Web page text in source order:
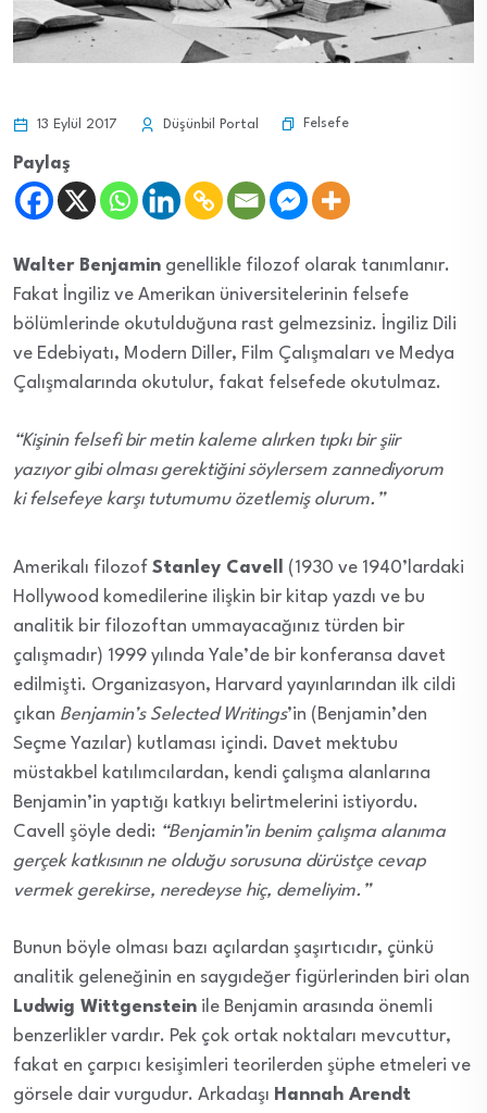
13 Eylül 2017 Düşünbil Portal Felsefe
Paylaş
Walter Benjamin genellikle filozof olarak tanımlanır.
Fakat İngiliz ve Amerikan üniversitelerinin felsefe
bölümlerinde okutulduğuna rast gelmezsiniz. İngiliz Dili
ve Edebiyatı, Modern Diller, Film Çalışmaları ve Medya
Çalışmalarında okutulur, fakat felsefede okutulmaz.
“Kişinin felsefi bir metin kaleme alırken tıpkı bir şiir
yazıyor gibi olması gerektiğini söylersem zannediyorum
ki felsefeye karşı tutumumu özetlemiş olurum.”
Amerikalı filozof Stanley Cavell
(1930 ve 1940’lardaki
Hollywood komedilerine ilişkin bir kitap yazdı ve bu
analitik bir filozoftan ummayacağınız türden bir
çalışmadır) 1999 yılında Yale’de bir konferansa davet
edilmişti. Organizasyon, Harvard yayınlarından ilk cildi
çıkan Benjamin’s Selected Writings’in (Benjamin’den
Seçme Yazılar) kutlaması içindi. Davet mektubu
müstakbel katılımcılardan, kendi çalışma alanlarına
Benjamin’in yaptığı katkıyı belirtmelerini istiyordu.
Cavell şöyle dedi: “Benjamin’in benim çalışma alanıma
gerçek katkısının ne olduğu sorusuna dürüstçe cevap
vermek gerekirse, neredeyse hiç, demeliyim.”
Bunun böyle olması bazı açılardan şaşırtıcıdır, çünkü
analitik geleneğinin en saygıdeğer figürlerinden biri olan
Ludwig Wittgenstein ile Benjamin arasında önemli
benzerlikler vardır. Pek çok ortak noktaları mevcuttur,
fakat en çarpıcı kesişimleri teorilerden şüphe etmeleri ve
görsele dair vurgudur. Arkadaşı Hannah Arendt